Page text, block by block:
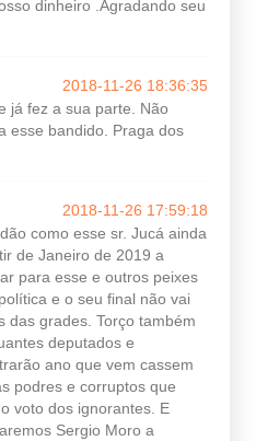
dinheiro .Agradando seu
2018-11-26 18:36:35
já fez a sua parte. Não
esse bandido. Praga dos
2018-11-26 17:59:18
como esse sr. Jucá ainda
de Janeiro de 2019 a
para esse e outros peixes
e o seu final não vai
das grades. Torço também
deputados e
ano que vem cassem
podres e corruptos que
voto dos ignorantes. E
Sergio Moro a